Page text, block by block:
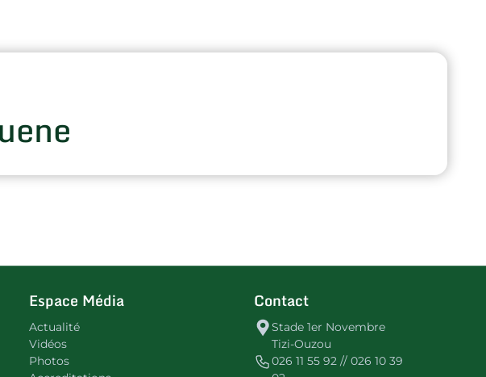
Espace Média
Actualité
Vidéos
Photos
Contact
Stade 1er Novembre
Tizi-Ouzou
026 11 55 92 // 026 10 39